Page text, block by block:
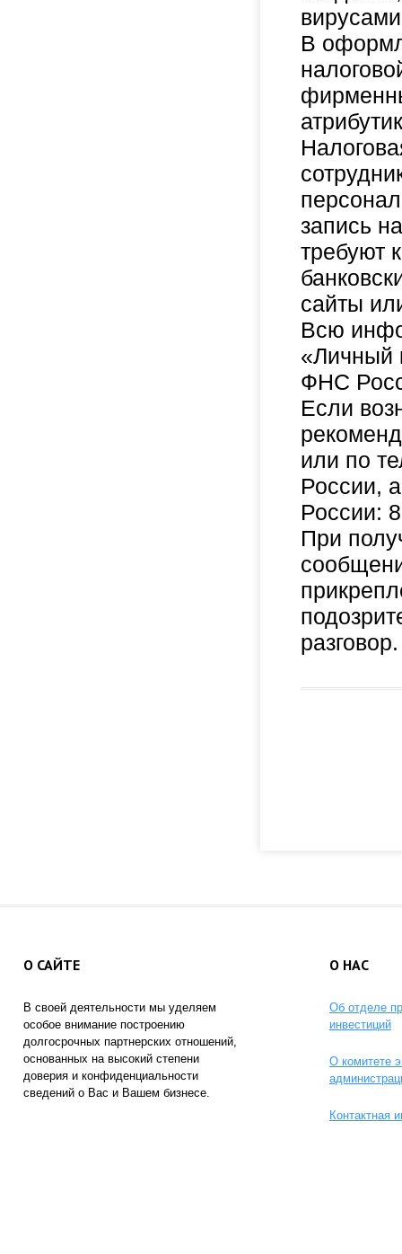
В
запись
требуют
сайты
Всю
«Личный
ФНС
Если
или по
России,
России:
При
разговор.
О САЙТЕ
В своей деятельности мы уделяем
особое внимание построению
долгосрочных партнерских отношений,
основанных на высокий степени
доверия и конфиденциальности
сведений о Вас и Вашем бизнесе.
О НАС
Об отделе
инвестиций
О комитете
Контактная